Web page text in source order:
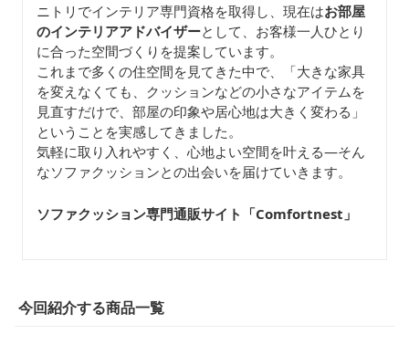
ニトリでインテリア専門資格を取得し、現在はお部屋
のインテリアアドバイザーとして、お客様一人ひとり
に合った空間づくりを提案しています。
これまで多くの住空間を見てきた中で、「大きな家具
を変えなくても、クッションなどの小さなアイテムを
見直すだけで、部屋の印象や居心地は大きく変わる」
ということを実感してきました。
気軽に取り入れやすく、心地よい空間を叶える—そん
なソファクッションとの出会いを届けていきます。
ソファクッション専門通販サイト「Comfortnest 」
今回紹介する商品一覧